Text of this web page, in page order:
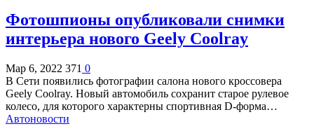
Фотошпионы опубликовали снимки
интерьера нового Geely Coolray
Мар 6, 2022 371 0
В Сети появились фотографии салона нового кроссовера
Geely Coolray. Новый автомобиль сохранит старое рулевое
колесо, для которого характерны спортивная D-форма…
Автоновости